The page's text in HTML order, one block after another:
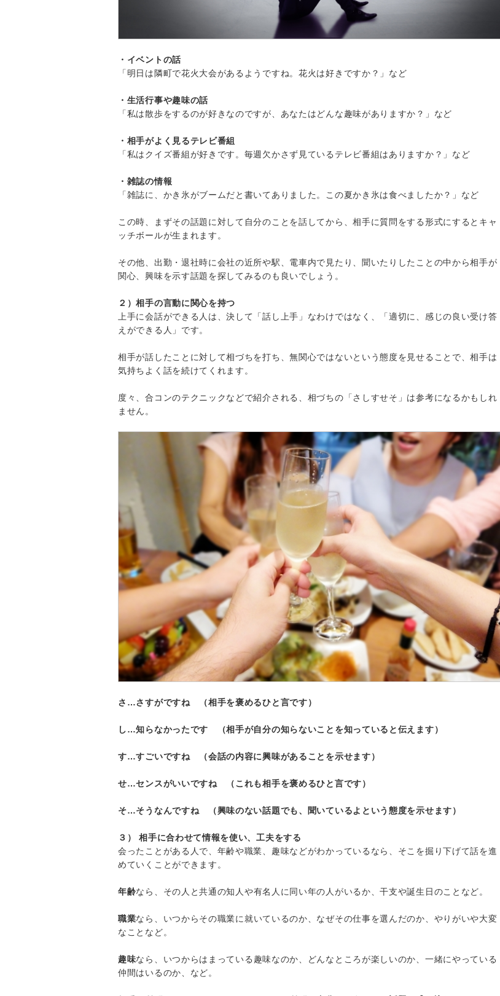
・イベントの話
「明日は隣町で花火大会があるようですね。花火は好きですか？」など
・生活行事や趣味の話
「私は散歩をするのが好きなのですが、あなたはどんな趣味がありますか？」など
・相手がよく見るテレビ番組
「私はクイズ番組が好きです。毎週欠かさず見ているテレビ番組はありますか？」など
・雑誌の情報
「雑誌に、かき氷がブームだと書いてありました。この夏かき氷は食べましたか？」など
この時、まずその話題に対して自分のことを話してから、相手に質問をする形式にするとキャ
ッチボールが生まれます。
その他、出勤・退社時に会社の近所や駅、電車内で見たり、聞いたりしたことの中から相手が
関心、興味を示す話題を探してみるのも良いでしょう。
２）相手の言動に関心を持つ
上手に会話ができる人は、決して「話し上手」なわけではなく、「適切に、感じの良い受け答
えができる人」です。
相手が話したことに対して相づちを打ち、無関心ではないという態度を見せることで、相手は
気持ちよく話を続けてくれます。
度々、合コンのテクニックなどで紹介される、相づちの「さしすせそ」は参考になるかもしれ
ません。
さ…さすがですね （相手を褒めるひと言です）
し…知らなかったです （相手が自分の知らないことを知っていると伝えます）
す…すごいですね （会話の内容に興味があることを示せます）
せ…センスがいいですね （これも相手を褒めるひと言です）
そ…そうなんですね （興味のない話題でも、聞いているよという態度を示せます）
３） 相手に合わせて情報を使い、工夫をする
会ったことがある人で、年齢や職業、趣味などがわかっているなら、そこを掘り下げて話を進
めていくことができます。
年齢なら、その人と共通の知人や有名人に同い年の人がいるか、干支や誕生日のことなど。
職業なら、いつからその職業に就いているのか、なぜその仕事を選んだのか、やりがいや大変
なことなど。
趣味なら、いつからはまっている趣味なのか、どんなところが楽しいのか、一緒にやっている
仲間はいるのか、など。